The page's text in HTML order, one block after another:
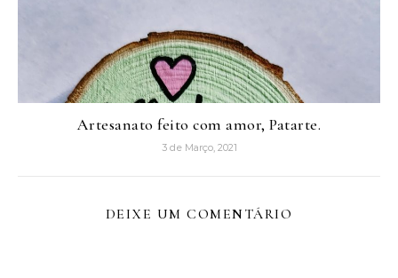
Artesanato feito com amor, Patarte.
3 de Março, 2021
DEIXE UM COMENTÁRIO